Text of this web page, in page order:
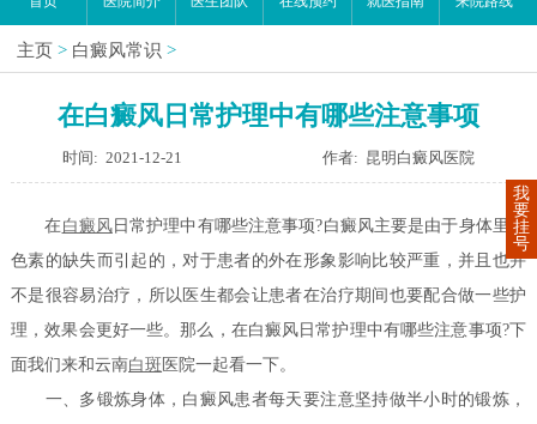
主页 > 白癜风常识 >
在白癜风日常护理中有哪些注意事项
时间: 2021-12-21 作者: 昆明白癜风医院
在白癜风日常护理中有哪些注意事项?白癜风主要是由于身体里黑
色素的缺失而引起的，对于患者的外在形象影响比较严重，并且也并
不是很容易治疗，所以医生都会让患者在治疗期间也要配合做一些护
理，效果会更好一些。那么，在白癜风日常护理中有哪些注意事项?下
面我们来和云南白斑 医院一起看一下。
一、多锻炼身体，白癜风患者每天要注意坚持做半小时的锻炼，
我
要
挂
号